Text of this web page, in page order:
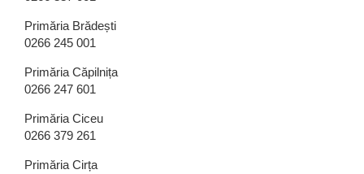
Primăria Brădești
0266 245 001
Primăria Căpilnița
0266 247 601
Primăria Ciceu
0266 379 261
Primăria Cirța